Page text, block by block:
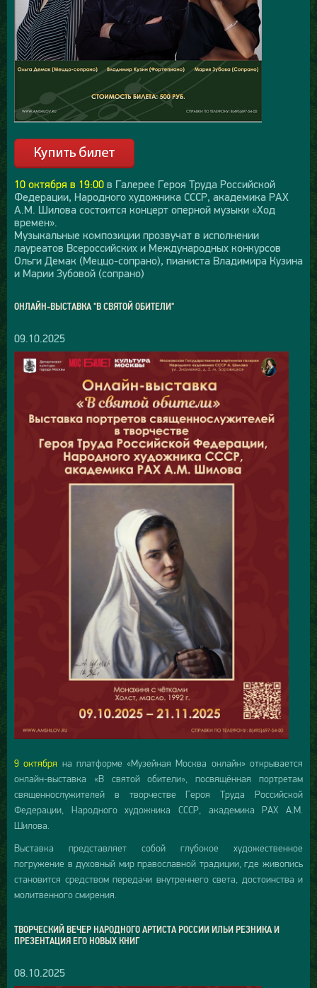
10 октября в 19:00 в Галерее Героя Труда Российской
Федерации, Народного художника СССР, академика РАХ
А.М. Шилова состоится концерт оперной музыки «Ход
времен».
Музыкальные композиции прозвучат в исполнении
лауреатов Всероссийских и Международных конкурсов
Ольги Демак (Меццо-сопрано), пианиста Владимира Кузина
и Марии Зубовой (сопрано)
ОНЛАЙН-ВЫСТАВКА "В СВЯТОЙ ОБИТЕЛИ"
09.10.2025
9 октября на платформе «Музейная Москва онлайн» открывается
онлайн-выставка «В святой обители», посвящённая портретам
священнослужителей в творчестве Героя Труда Российской
Федерации, Народного художника СССР, академика РАХ А.М.
Шилова.
Выставка представляет собой глубокое художественное
погружение в духовный мир православной традиции, где живопись
становится средством передачи внутреннего света, достоинства и
молитвенного смирения.
ТВОРЧЕСКИЙ ВЕЧЕР НАРОДНОГО АРТИСТА РОССИИ ИЛЬИ РЕЗНИКА И
ПРЕЗЕНТАЦИЯ ЕГО НОВЫХ КНИГ
08.10.2025